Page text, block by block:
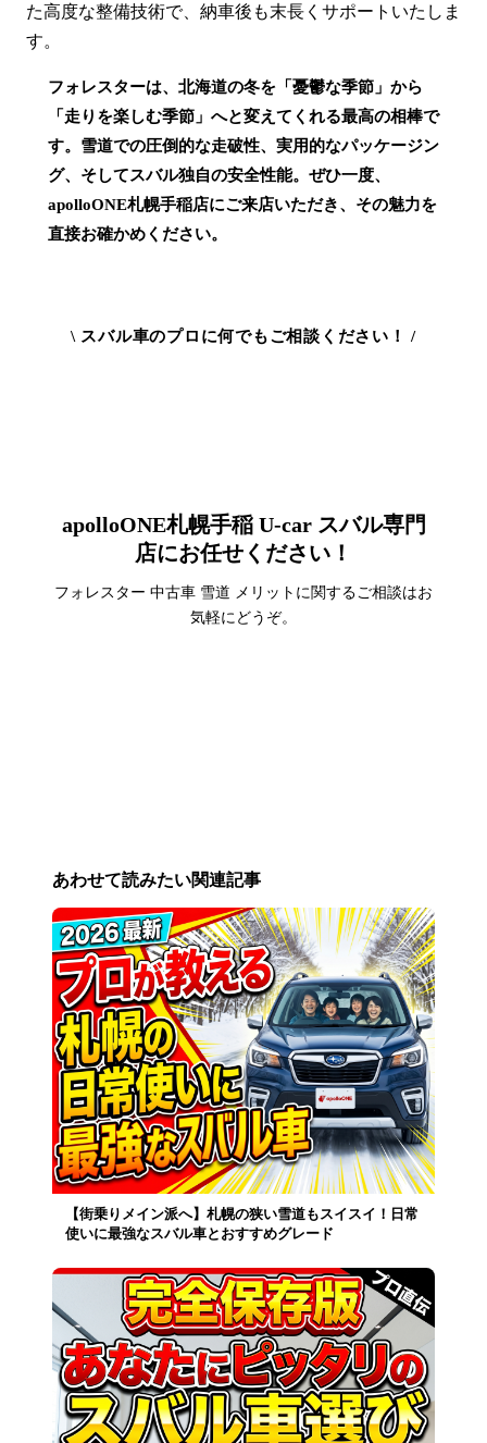
た高度な整備技術で、納車後も末長くサポートいたしま
す。
フォレスターは、北海道の冬を「憂鬱な季節」から
「走りを楽しむ季節」へと変えてくれる最高の相棒で
す。雪道での圧倒的な走破性、実用的なパッケージン
グ、そしてスバル独自の安全性能。ぜひ一度、
apolloONE札幌手稲店にご来店いただき、その魅力を
直接お確かめください。
\ スバル車のプロに何でもご相談ください！ /
apolloONE札幌手稲 U-car スバル専門
店にお任せください！
フォレスター 中古車 雪道 メリットに関するご相談はお
気軽にどうぞ。
あわせて読みたい関連記事
【街乗りメイン派へ】札幌の狭い雪道もスイスイ！日常
使いに最強なスバル車とおすすめグレード